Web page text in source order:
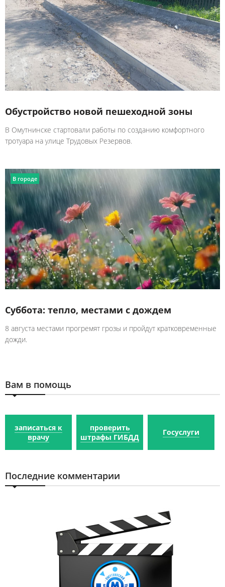
Обустройство новой пешеходной зоны
В Омутнинске стартовали работы по созданию комфортного
тротуара на улице Трудовых Резервов.
В городе
Суббота: тепло, местами с дождем
8 августа местами прогремят грозы и пройдут кратковременные
дожди.
Вам в помощь
записаться к
врачу
проверить
штрафы ГИБДД
Госуслуги
Последние комментарии